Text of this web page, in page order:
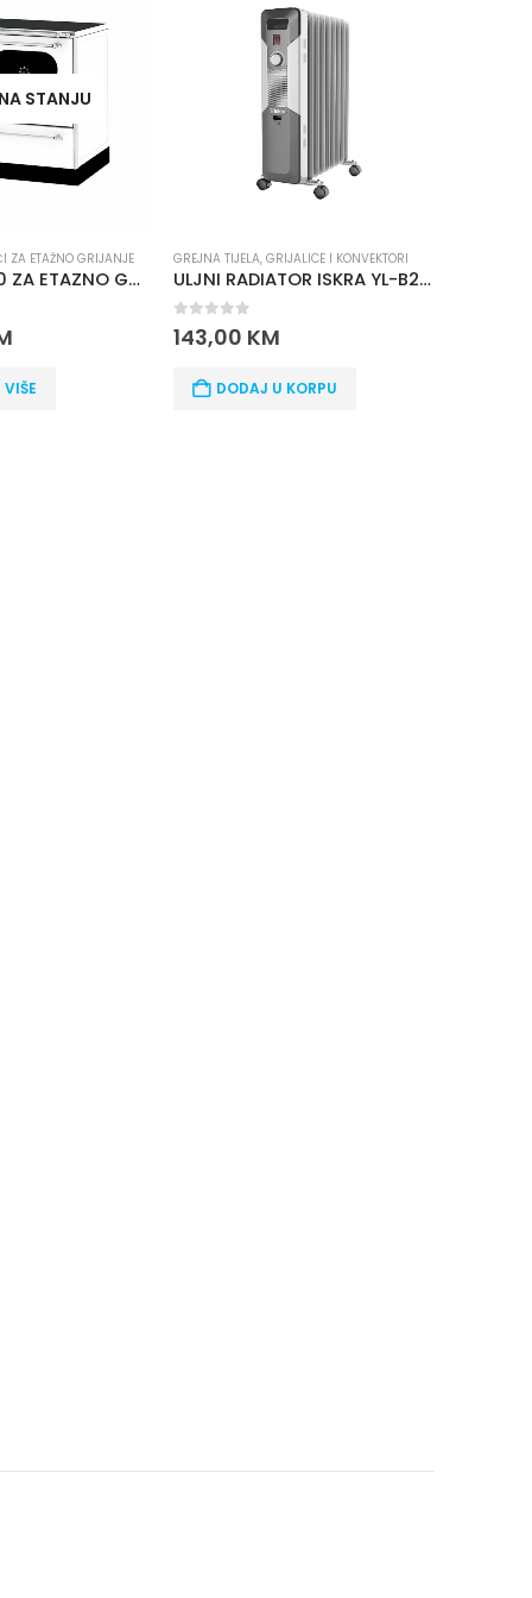
STANJU
ETAŽNO GRIJANJE
ALFA TERM 20 ZA ETAZNO GRIJANJE
GREJNA TIJELA,GRIJALICE I KONVEKTORI
ULJNI RADIATOR ISKRA YL-B28-9
out of 5
143,00KM
DODAJ U KORPU